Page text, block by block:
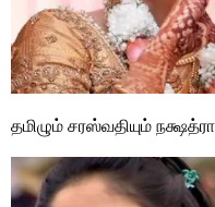
தமிழும் சரஸ்வதியும்